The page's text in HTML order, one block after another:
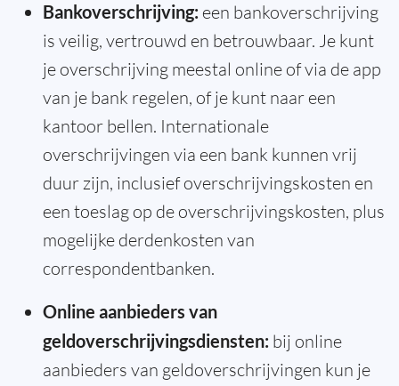
Bankoverschrijving: een bankoverschrijving
is veilig, vertrouwd en betrouwbaar. Je kunt
je overschrijving meestal online of via de app
van je bank regelen, of je kunt naar een
kantoor bellen. Internationale
overschrijvingen via een bank kunnen vrij
duur zijn, inclusief overschrijvingskosten en
een toeslag op de overschrijvingskosten, plus
mogelijke derdenkosten van
correspondentbanken.
Online aanbieders van
geldoverschrijvingsdiensten: bij online
aanbieders van geldoverschrijvingen kun je